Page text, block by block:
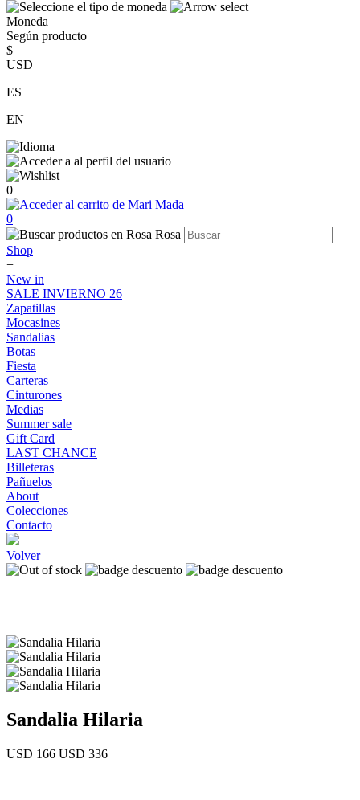
Moneda
Según producto
$
USD
ES
EN
0
0
Shop
+
New in
SALE INVIERNO 26
Zapatillas
Mocasines
Sandalias
Botas
Fiesta
Carteras
Cinturones
Medias
Summer sale
Gift Card
LAST CHANCE
Billeteras
Pañuelos
About
Colecciones
Contacto
Volver
Sandalia Hilaria
USD 166 USD 336